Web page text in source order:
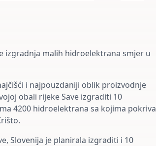
izgradnja malih hidroelektrana smjer u
i najpouzdaniji oblik proizvodnje
obali rijeke Save izgraditi 10
4200 hidroelektrana sa kojima pokriva
Slovenija je planirala izgraditi i 10